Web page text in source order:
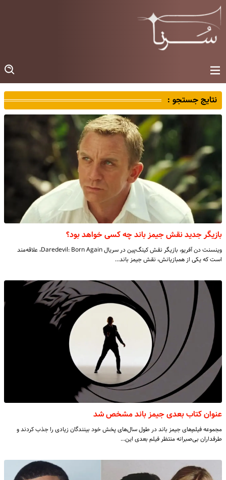
نتایج جستجو :
بازیگر جدید نقش جیمز باند چه کسی خواهد بود؟
وینسنت دن آفریو، بازیگر نقش کینگ‌پین در سریال Daredevil: Born Again، علاقه‌مند
است که یکی از همبازیانش، نقش جیمز باند…
عنوان کتاب بعدی جیمز باند مشخص شد
مجموعه فیلم‌های جیمز باند در طول سال‌های پخش خود بینندگان زیادی را جذب کردند و
طرفداران بی‌صبرانه منتظر فیلم بعدی این…